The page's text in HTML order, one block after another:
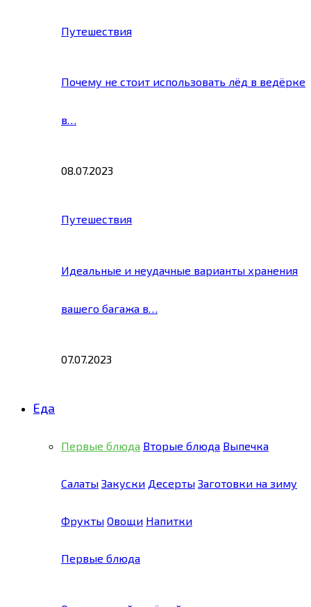
Путешествия
Почему не стоит использовать лёд в ведёрке
в…
08.07.2023
Путешествия
Идеальные и неудачные варианты хранения
вашего багажа в…
07.07.2023
Еда
Первые блюда Вторые блюда Выпечка
Салаты Закуски Десерты Заготовки на зиму
Фрукты Овощи Напитки
Первые блюда